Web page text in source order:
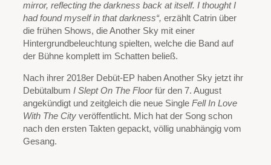
mirror, reflecting the darkness back at itself. I thought I
had found myself in that darkness“, erzählt Catrin über
die frühen Shows, die Another Sky mit einer
Hintergrundbeleuchtung spielten, welche die Band auf
der Bühne komplett im Schatten beließ.
Nach ihrer 2018er Debüt-EP haben Another Sky jetzt ihr
Debütalbum I Slept On The Floorfür den 7. August
angekündigt und zeitgleich die neue Single Fell In Love
With The City veröffentlicht. Mich hat der Song schon
nach den ersten Takten gepackt, völlig unabhängig vom
Gesang.